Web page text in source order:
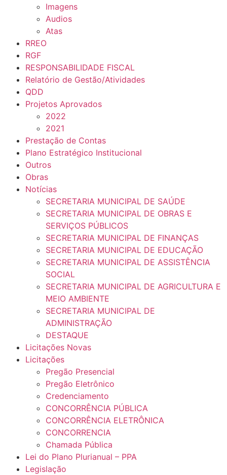
Imagens
Audios
Atas
RREO
RGF
RESPONSABILIDADE FISCAL
Relatório de Gestão/Atividades
QDD
Projetos Aprovados
2022
2021
Prestação de Contas
Plano Estratégico Institucional
Outros
Obras
Notícias
SECRETARIA MUNICIPAL DE SAÚDE
SECRETARIA MUNICIPAL DE OBRAS E
SERVIÇOS PÚBLICOS
SECRETARIA MUNICIPAL DE FINANÇAS
SECRETARIA MUNICIPAL DE EDUCAÇÃO
SECRETARIA MUNICIPAL DE ASSISTÊNCIA
SOCIAL
SECRETARIA MUNICIPAL DE AGRICULTURA E
MEIO AMBIENTE
SECRETARIA MUNICIPAL DE
ADMINISTRAÇÃO
DESTAQUE
Licitações Novas
Licitações
Pregão Presencial
Pregão Eletrônico
Credenciamento
CONCORRÊNCIA PÚBLICA
CONCORRÊNCIA ELETRÔNICA
CONCORRENCIA
Chamada Pública
Lei do Plano Plurianual – PPA
Legislação